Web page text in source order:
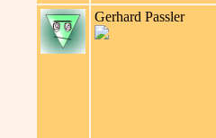
Gerhard Passler